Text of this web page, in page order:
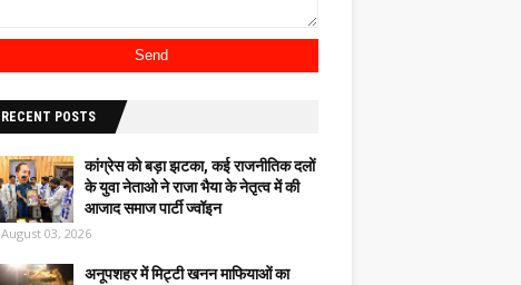
RECENT POSTS
कांग्रेस को बड़ा झटका, कई राजनीतिक दलों
के युवा नेताओ ने राजा भैया के नेतृत्व में की
आजाद समाज पार्टी ज्वॉइन
August 03, 2026
अनूपशहर में मिट्टी खनन माफियाओं का